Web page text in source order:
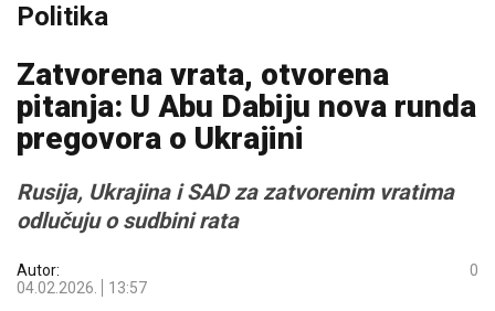
Politika
Zatvorena vrata, otvorena
pitanja: U Abu Dabiju nova runda
pregovora o Ukrajini
Rusija, Ukrajina i SAD za zatvorenim vratima
odlučuju o sudbini rata
Autor:
04.02.2026.
13:57
0